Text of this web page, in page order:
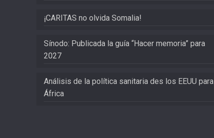
¡CARITAS no olvida Somalia!
Sínodo: Publicada la guía “Hacer memoria” para
2027
Análisis de la política sanitaria des los EEUU para
África